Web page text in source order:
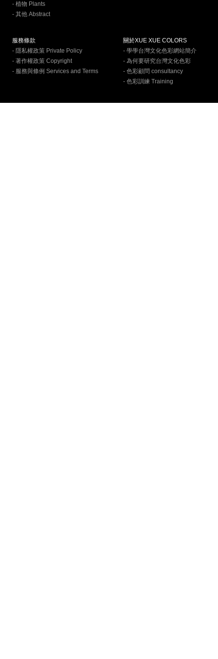
- 植物 Plants
- 其他 Abstract
服務條款
- 隱私權政策 Private Policy
- 著作權政策 Copyright
- 服務與條例 Services and Terms
關於XUE XUE COLORS
- 學學台灣文化色彩網站簡介
- 為何要研究台灣文化色彩
- 色彩顧問 consultancy
- 色彩訓練 Training